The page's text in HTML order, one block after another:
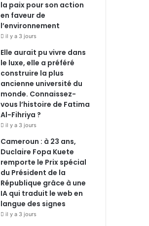
la paix pour son action
en faveur de
l’environnement
il y a 3 jours
Elle aurait pu vivre dans
le luxe, elle a préféré
construire la plus
ancienne université du
monde. Connaissez-
vous l’histoire de Fatima
Al-Fihriya ?
il y a 3 jours
Cameroun : à 23 ans,
Duclaire Fopa Kuete
remporte le Prix spécial
du Président de la
République grâce à une
IA qui traduit le web en
langue des signes
il y a 3 jours